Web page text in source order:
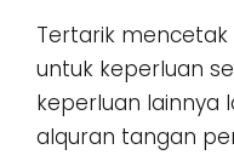
Tertarik
untuk keperluan
keperluan lainnya
alquran tangan